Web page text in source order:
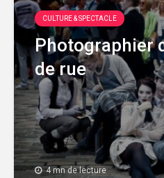
CULTURE & SPECTACLE
Photographier
de rue
4 mn de lecture